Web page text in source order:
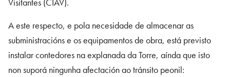
A este respecto, e pola necesidade de almacenar as
subministracións e os equipamentos de obra, está previsto
instalar contedores na explanada da Torre, aínda que isto
non suporá ningunha afectación ao tránsito peonil: